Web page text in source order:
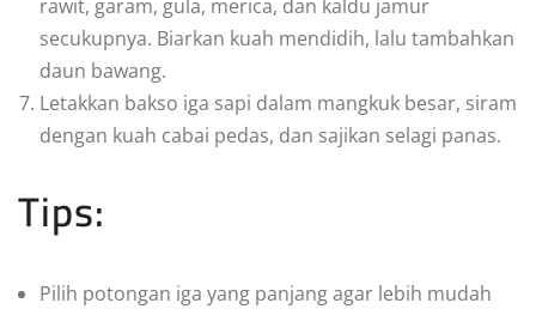
rawit, garam, gula, merica, dan kaldu jamur
secukupnya. Biarkan kuah mendidih, lalu tambahkan
daun bawang.
Letakkan bakso iga sapi dalam mangkuk besar, siram
dengan kuah cabai pedas, dan sajikan selagi panas.
Tips:
Pilih potongan iga yang panjang agar lebih mudah